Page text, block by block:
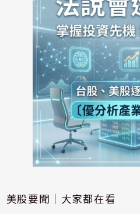
美股要聞｜大家都在看